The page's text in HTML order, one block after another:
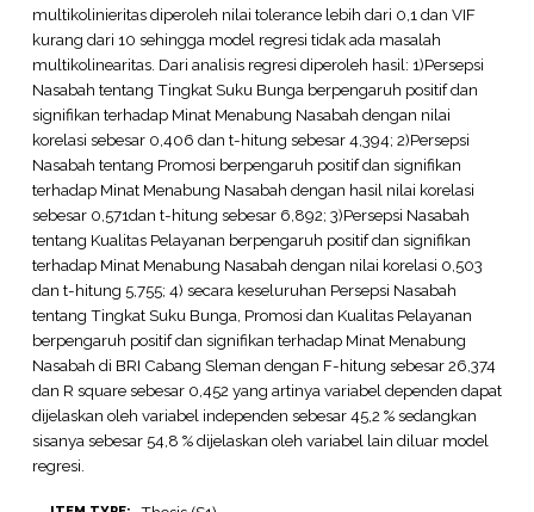
multikolinieritas diperoleh nilai tolerance lebih dari 0,1 dan VIF
kurang dari 10 sehingga model regresi tidak ada masalah
multikolinearitas. Dari analisis regresi diperoleh hasil: 1)Persepsi
Nasabah tentang Tingkat Suku Bunga berpengaruh positif dan
signifikan terhadap Minat Menabung Nasabah dengan nilai
korelasi sebesar 0,406 dan t-hitung sebesar 4,394; 2)Persepsi
Nasabah tentang Promosi berpengaruh positif dan signifikan
terhadap Minat Menabung Nasabah dengan hasil nilai korelasi
sebesar 0,571dan t-hitung sebesar 6,892; 3)Persepsi Nasabah
tentang Kualitas Pelayanan berpengaruh positif dan signifikan
terhadap Minat Menabung Nasabah dengan nilai korelasi 0,503
dan t-hitung 5,755; 4) secara keseluruhan Persepsi Nasabah
tentang Tingkat Suku Bunga, Promosi dan Kualitas Pelayanan
berpengaruh positif dan signifikan terhadap Minat Menabung
Nasabah di BRI Cabang Sleman dengan F-hitung sebesar 26,374
dan R square sebesar 0,452 yang artinya variabel dependen dapat
dijelaskan oleh variabel independen sebesar 45,2 % sedangkan
sisanya sebesar 54,8 % dijelaskan oleh variabel lain diluar model
regresi.